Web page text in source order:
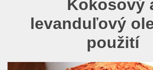
Kokosový
levanduľový
použití